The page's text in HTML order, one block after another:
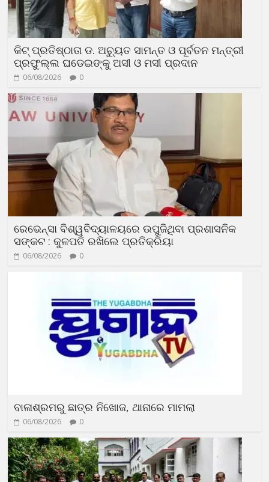
କିଟ୍ ପ୍ରତିଷ୍ଠାତା ଡ. ଅଚ୍ୟୁତ ସାମନ୍ତ ଓ ପୂର୍ବତନ ମନ୍ତ୍ରୀ
ପ୍ରଫୁଲ୍ଲ ଘଡେଇଙ୍କୁ ଅସୀ ଓ ମସୀ ପ୍ରଦାନ
06/08/2026 0
ରେଭେନ୍ସା ବିଶ୍ୱବିଦ୍ୟାଳୟରେ ଉପୁଜିଥିବା ପ୍ରଶାସନିକ
ସଙ୍କଟ : କୁଳପତି ରଖିଲେ ପ୍ରତିକ୍ରିୟା
06/08/2026 0
ବାଳାଶ୍ରମରୁ ଛାତ୍ର ନିଖୋଜ, ଥାନାରେ ମାମଲା
06/08/2026 0